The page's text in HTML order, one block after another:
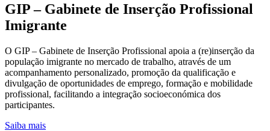
GIP – Gabinete de Inserção Profissional
Imigrante
O GIP – Gabinete de Inserção Profissional apoia a (re)inserção da
população imigrante no mercado de trabalho, através de um
acompanhamento personalizado, promoção da qualificação e
divulgação de oportunidades de emprego, formação e mobilidade
profissional, facilitando a integração socioeconómica dos
participantes.
Saiba mais